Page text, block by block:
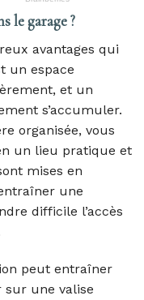
le garage ?
avantages qui
un espace
et un
s’accumuler.
organisée, vous
un lieu pratique et
mises en
une
difficile l’accès
peut entraîner
sur une valise